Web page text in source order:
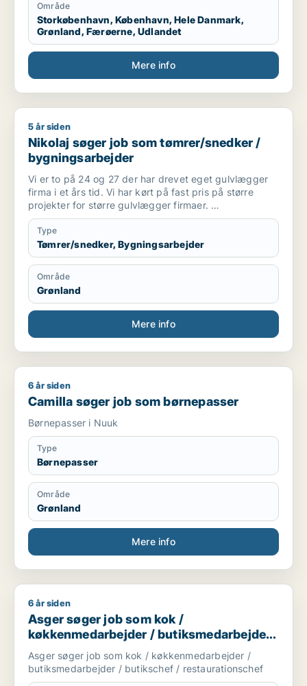
Jeg er selv af natur en pragmatisk, menneskelig og
omstillingsparat leder, som ynder at se på helheden
og de store træk, men med et stærkt fokus på
bundlinien.
Område
Storkøbenhavn, København, Hele Danmark,
Grønland, Færøerne, Udlandet
Mere info
Nikolaj søger job som tømrer/snedker / bygningsarbejder
5 år siden
Nikolaj søger job som tømrer/snedker /
bygningsarbejder
Vi er to på 24 og 27 der har drevet eget gulvlægger
firma i et års tid. Vi har kørt på fast pris på større
projekter for større gulvlægger firmaer.
Speciale er vinyl og linoleum, men vi laver selvfølglig
alt.Type
Tømrer/snedker, Bygningsarbejder
Område
Grønland
Mere info
Camilla søger job som børnepasser
6 år siden
Camilla søger job som børnepasser
Børnepasser i Nuuk
Type
Børnepasser
Område
Grønland
Mere info
Asger søger job som kok / køkkenmedarbejder /
6 år siden
Asger søger job som kok /
køkkenmedarbejder / butiksmedarbejder /
butikschef / restaurationschef
Asger søger job som kok / køkkenmedarbejder /
butiksmedarbejder / butikschef / restaurationschef